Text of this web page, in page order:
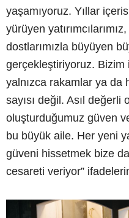
yaşamıyoruz. Yıllar
yürüyen
dostlarımızla büyüyen
gerçekleştiriyoruz. Bizim
yalnızca rakamlar ya da
sayısı değil. Asıl değerli
oluşturduğumuz güven
bu büyük aile. Her yeni
güveni hissetmek bize
cesareti veriyor”